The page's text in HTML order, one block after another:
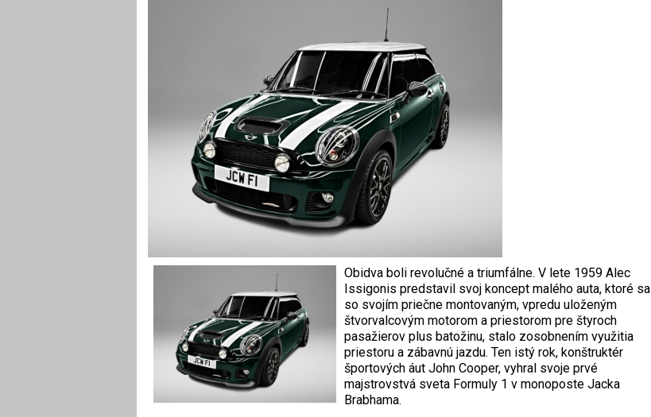
Obidva boli revolučné a triumfálne. V lete 1959 Alec
Issigonis predstavil svoj koncept malého auta, ktoré sa
so svojím priečne montovaným, vpredu uloženým
štvorvalcovým motorom a priestorom pre štyroch
pasažierov plus batožinu, stalo zosobnením využitia
priestoru a zábavnú jazdu. Ten istý rok, konštruktér
športových áut John Cooper, vyhral svoje prvé
majstrovstvá sveta Formuly 1 v monoposte Jacka
Brabhama.